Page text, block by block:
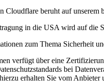
Cloudflare beruht auf unserem
in die USA wird auf die
zum Thema Sicherheit
verfügt über eine
bei
erhalten Sie vom Anbieter